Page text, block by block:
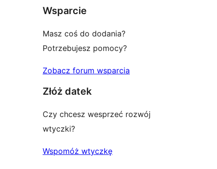
Wsparcie
Masz coś do dodania?
Potrzebujesz pomocy?
Zobacz forum wsparcia
Złóż datek
Czy chcesz wesprzeć rozwój
wtyczki?
Wspomóż wtyczkę